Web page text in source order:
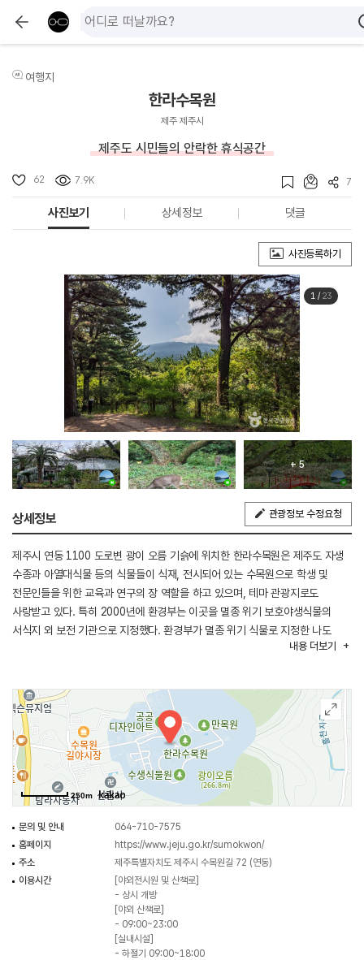
여행지
한라수목원
제주 제주시
제주도 시민들의 안락한 휴식공간
62 7.9K 7
사진보기 상세정보 댓글
사진등록하기
1/ 23
+ 5
상세정보 관광정보 수정요청
제주시 연동 1100 도로변 광이 오름 기슭에 위치한 한라수목원은 제주도 자생
수종과 아열대식물 등의 식물들이 식재, 전시되어 있는 수목원으로 학생 및
전문인들을 위한 교육과 연구의 장 역할을 하고 있으며, 테마 관광지로도
사랑받고 있다. 특히 2000년에 환경부는 이곳을 멸종 위기 보호야생식물의
서식지 외 보전 기관으로 지정했다. 환경부가 멸종 위기 식물로 지정한 나도
풍란, 한란과 파초일엽, 갯대추 등 보호 대상 식물을 포함하여 총 1,321종
유전자원 보존 및 학습·연구의 장을 제공하고 도·시민에게 휴식 공간 제공 및
관광자원으로 활용하고 있다.
◎ 한류의 매력을 만나는 여행 정보 - 예능 <효리네 민박>
제주살이의 상징이 된 효리네 민박 촬영지로 제주의 자생 수종과 아열대 식물 등
1,100여 종의 식물이 식재, 전시되어 있는 수목원이다. 멸종 위기종과 희귀한
식물도 많지만 가볍게 산책하며 힐링하기 좋다. 5만 평의 산림욕장은 관광객과
11시까지 관람 가능해 밤 산책을 하기에도 좋다.
내용 더보기
250m
문의 및 안내
064-710-7575
홈페이지
https://www.jeju.go.kr/sumokwon/
주소
제주특별자치도 제주시 수목원길 72 (연동)
이용시간
[야외전시원 및 산책로]
- 상시 개방
[야외 산책로]
- 09:00~23:00
[실내시설]
- 하절기 09:00~18:00